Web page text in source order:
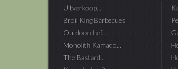
Uitverkoop...
Broil King Barbecues
Outdoorchef...
Monolith Kamado...
The Bastard...